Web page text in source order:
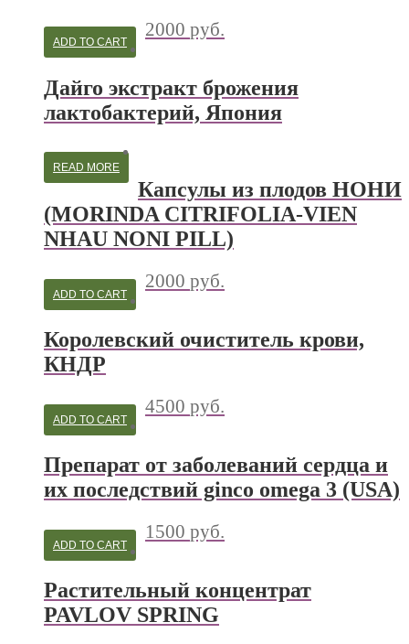
2000 руб.
ADD TO CART
Дайго экстракт брожения
лактобактерий, Япония
READ MORE
Капсулы из плодов НОНИ
(MORINDA CITRIFOLIA-VIEN
NHAU NONI PILL)
2000 руб.
ADD TO CART
Королевский очиститель крови,
КНДР
4500 руб.
ADD TO CART
Препарат от заболеваний сердца и
их последствий ginco omega 3 (USA)
1500 руб.
ADD TO CART
Растительный концентрат
PAVLOV SPRING